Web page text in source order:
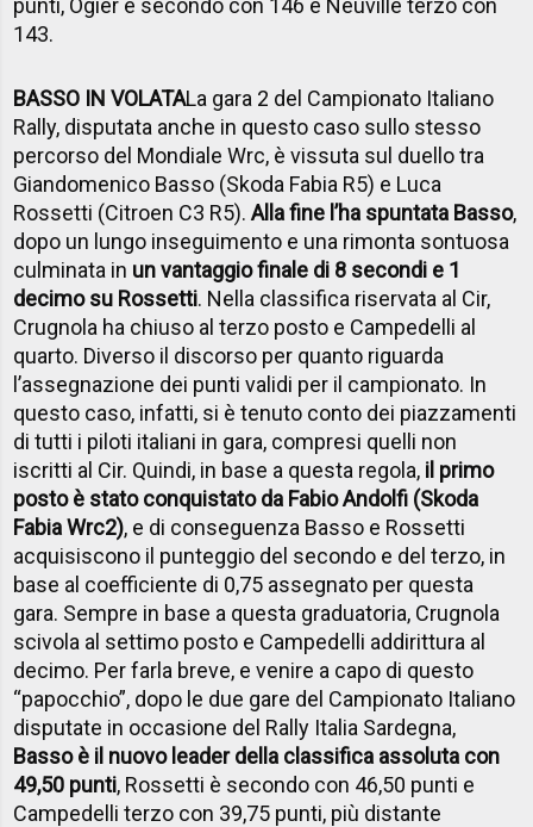
punti, Ogier è secondo con 146 e Neuville terzo con
143.
BASSO IN VOLATALa gara 2 del Campionato Italiano
Rally, disputata anche in questo caso sullo stesso
percorso del Mondiale Wrc, è vissuta sul duello tra
Giandomenico Basso (Skoda Fabia R5) e Luca
Rossetti (Citroen C3 R5).Alla fine l’ha spuntata Basso,
dopo un lungo inseguimento e una rimonta sontuosa
culminata in un vantaggio finale di 8 secondi e 1
decimo su Rossetti. Nella classifica riservata al Cir,
Crugnola ha chiuso al terzo posto e Campedelli al
quarto. Diverso il discorso per quanto riguarda
l’assegnazione dei punti validi per il campionato. In
questo caso, infatti, si è tenuto conto dei piazzamenti
di tutti i piloti italiani in gara, compresi quelli non
iscritti al Cir. Quindi, in base a questa regola, il primo
posto è stato conquistato da Fabio Andolfi (Skoda
Fabia Wrc2), e di conseguenza Basso e Rossetti
acquisiscono il punteggio del secondo e del terzo, in
base al coefficiente di 0,75 assegnato per questa
gara. Sempre in base a questa graduatoria, Crugnola
scivola al settimo posto e Campedelli addirittura al
decimo. Per farla breve, e venire a capo di questo
“papocchio”, dopo le due gare del Campionato Italiano
disputate in occasione del Rally Italia Sardegna,
Basso è il nuovo leader della classifica assoluta con
49,50 punti, Rossetti è secondo con 46,50 punti e
Campedelli terzo con 39,75 punti, più distante